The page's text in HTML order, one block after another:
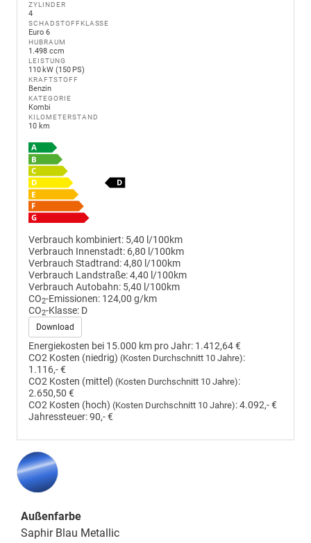
ZYLINDER
4
SCHADSTOFFKLASSE
Euro 6
HUBRAUM
1.498 ccm
LEISTUNG
110 kW (150 PS)
KRAFTSTOFF
Benzin
KATEGORIE
Kombi
KILOMETERSTAND
10 km
Verbrauch kombiniert: 5,40 l/100km
Verbrauch Innenstadt: 6,80 l/100km
Verbrauch Stadtrand:4,80 l/100km
Verbrauch Landstraße:4,40 l/100km
Verbrauch Autobahn: 5,40 l/100km
CO2-Emissionen: 124,00 g/km
CO2-Klasse: D
Download
Energiekosten bei 15.000 km pro Jahr: 1.412,64 €
CO2 Kosten (niedrig) (Kosten Durchschnitt 10 Jahre):
1.116,- €
CO2 Kosten (mittel) (Kosten Durchschnitt 10 Jahre):
2.650,50 €
CO2 Kosten (hoch) (Kosten Durchschnitt 10 Jahre):4.092,- €
Jahressteuer:90,- €
Außenfarbe
Saphir Blau Metallic